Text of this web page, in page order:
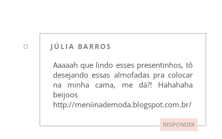
JÚLIA BARROS
Aaaaah que lindo esses presentinhos, tô
desejando essas almofadas pra colocar
na minha cama, me dá?! Hahahaha
beijoos
http://meniinademoda.blogspot.com.br/
RESPONDER